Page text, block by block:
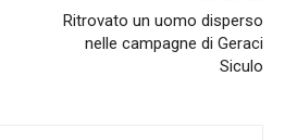
Ritrovato un uomo disperso
nelle campagne di Geraci
Siculo